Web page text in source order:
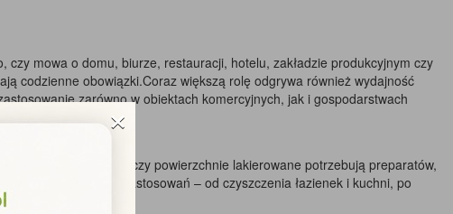
mowa o domu, biurze, restauracji, hotelu, zakładzie produkcyjnym czy
codzienne obowiązki.Coraz większą rolę odgrywa również wydajność
zarówno w obiektach komercyjnych, jak i gospodarstwach
ze stali nierdzewnej czy powierzchnie lakierowane potrzebują preparatów,
do konkretnych zastosowań – od czyszczenia łazienek i kuchni, po
×